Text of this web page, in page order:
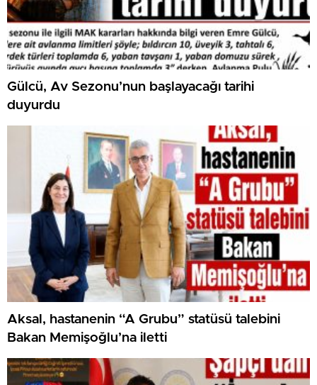
Gülcü, Av Sezonu’nun başlayacağı tarihi
duyurdu
Aksal, hastanenin “A Grubu” statüsü talebini
Bakan Memişoğlu’na iletti